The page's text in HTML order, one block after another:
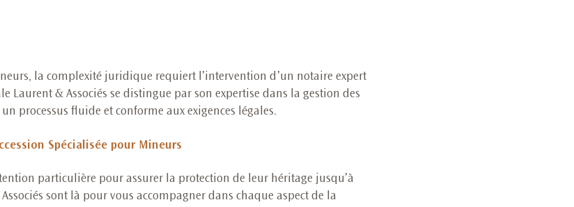
la complexité juridique requiert l’intervention d’un notaire expert
Laurent & Associés se distingue par son expertise dans la gestion des
processus fluide et conforme aux exigences légales.
Spécialisée pour Mineurs
particulière pour assurer la protection de leur héritage jusqu’à
sont là pour vous accompagner dans chaque aspect de la